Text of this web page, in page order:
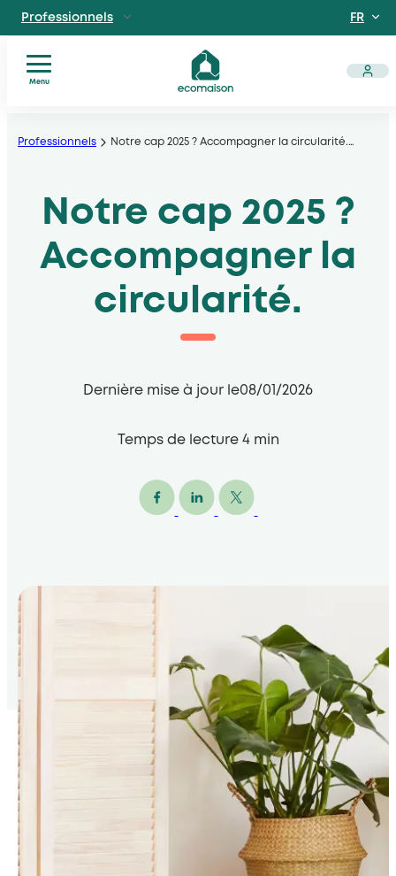
au
Particuliers
Site dédié aux particuliers
Professionnels
Acteurs solidaires, collectivités locales, opérateurs
Apprendre à mieux nous connaitre
FR
Menu
êtes
services
filières
Actualités
Professionnels Notre cap 2025 ? Accompagner la circularité.…
Notre cap 2025 ?
Accompagner la
circularité.
Dernière mise à jour le08/01/2026
Temps de lecture 4 min